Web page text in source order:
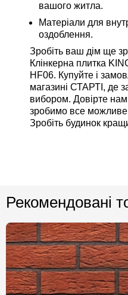
вашого житла.
Матеріали для
оздоблення.
Зробіть ваш дім ще
Клінкерна плитка
HF06. Купуйте і
магазині СТАРТІ, де
вибором. Довірте нам
зробимо все
Зробіть будинок
Рекомендовані